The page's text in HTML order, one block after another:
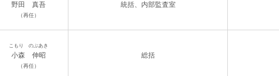
野田 真吾
（再任）
統括、内部監査室
こもり のぶあき
小森 伸昭
（再任）
総括